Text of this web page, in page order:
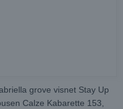
grove visnet Stay Up
Calze Kabarette 153,